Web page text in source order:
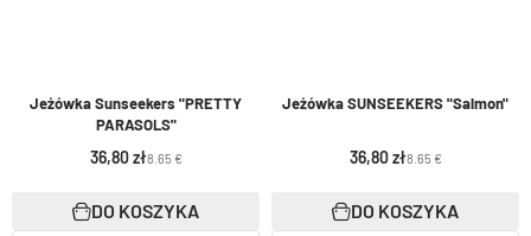
Jeżówka Sunseekers "PRETTY
PARASOLS"
36,80 8.65 €
DO KOSZYKA
jeżówka SUNSEEKERS "Salmon"
36,80 8.65 €
DO KOSZYKA